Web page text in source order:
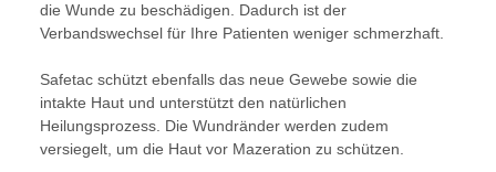
die Wunde zu beschädigen. Dadurch ist der
Verbandswechsel für Ihre Patienten weniger schmerzhaft.
Safetac schützt ebenfalls das neue Gewebe sowie die
intakte Haut und unterstützt den natürlichen
Heilungsprozess. Die Wundränder werden zudem
versiegelt, um die Haut vor Mazeration zu schützen.